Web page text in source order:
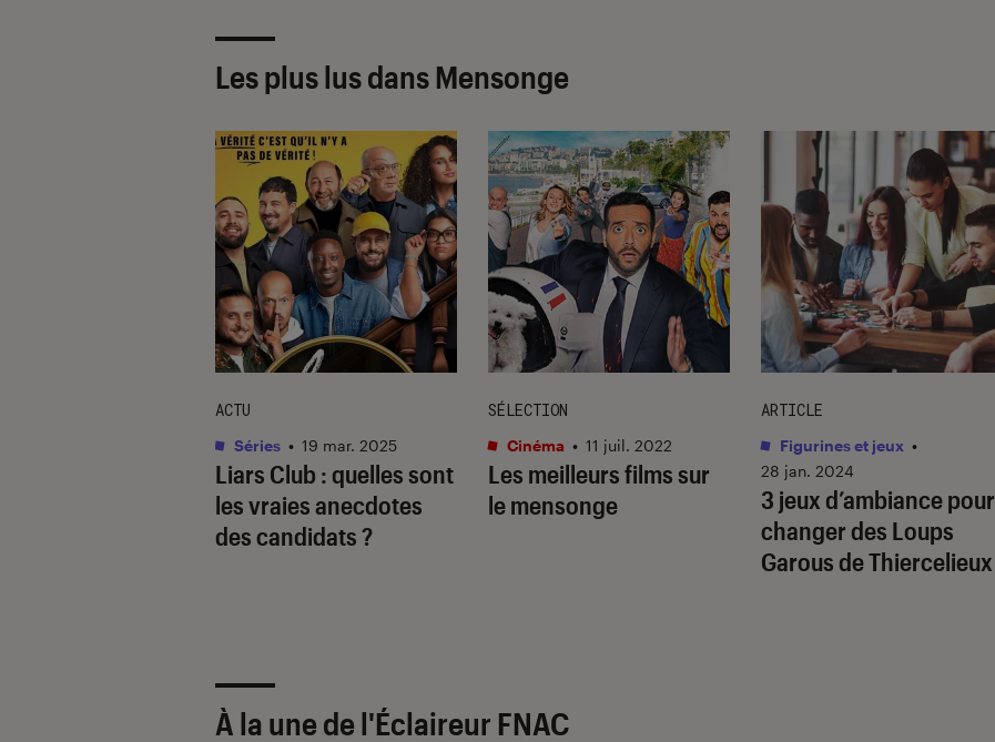
Les plus lus dans Mensonge
Liars Club : quelles sont
les vraies anecdotes
des candidats ?
ACTU
Séries • 19 mar. 2025
Les meilleurs films sur
le mensonge
SÉLECTION
Cinéma • 11 juil. 2022
3 jeux d’ambiance pour
changer des Loups
Garous de Thiercelieux
ARTICLE
Figurines et jeux •
28 jan. 2024
À la une de l'Éclaireur FNAC